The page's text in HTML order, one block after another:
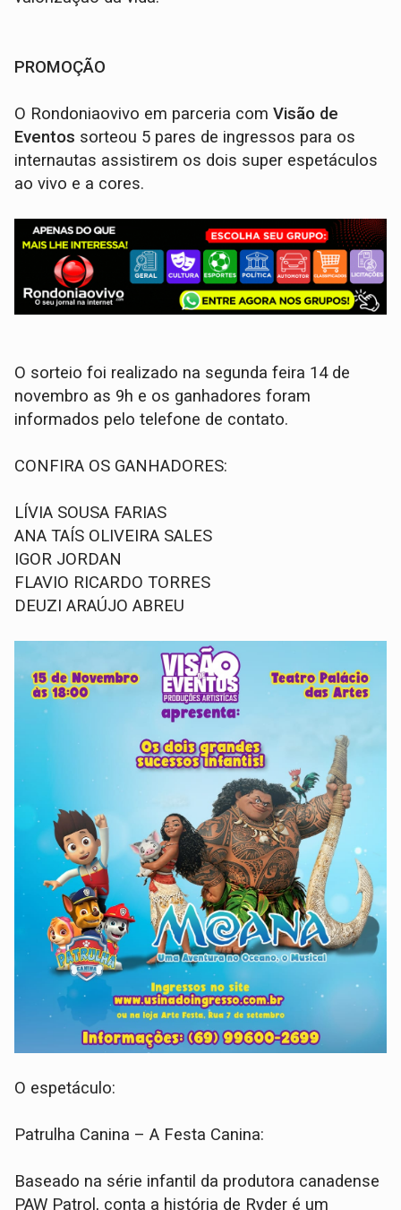
PROMOÇÃO
O Rondoniaovivo em parceria comVisão de
Eventos sorteou 5 pares de ingressos para os
internautas assistirem os dois super espetáculos
ao vivo e a cores.
O sorteio foi realizado na segunda feira 14 de
novembro as 9h e os ganhadores foram
informados pelo telefone de contato.
CONFIRA OS GANHADORES:
LÍVIA SOUSA FARIAS
ANA TAÍS OLIVEIRA SALES
IGOR JORDAN
FLAVIO RICARDO TORRES
DEUZI ARAÚJO ABREU
O espetáculo:
Patrulha Canina – A Festa Canina:
Baseado na série infantil da produtora canadense
PAW Patrol, conta a história de Ryder é um